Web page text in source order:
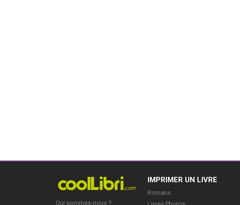
Qui sommes-nous ?
IMPRIMER UN LIVRE
Romans